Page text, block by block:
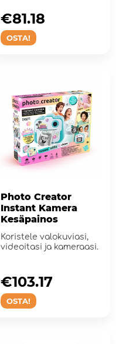
OSTA!
€81.18
Photo Creator
Instant Kamera
Kesäpainos
Koristele valokuviasi,
videoitasi ja kameraasi.
OSTA!
€103.17